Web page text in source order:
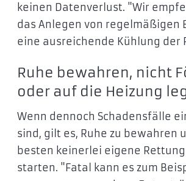
keinen Datenverlust. "Wir
das Anlegen von regelmäßigen
eine ausreichende Kühlung der
Ruhe bewahren, nicht
oder auf die Heizung
Wenn dennoch Schadensfälle
sind, gilt es, Ruhe zu bewahren
besten keinerlei eigene
starten. "Fatal kann es zum